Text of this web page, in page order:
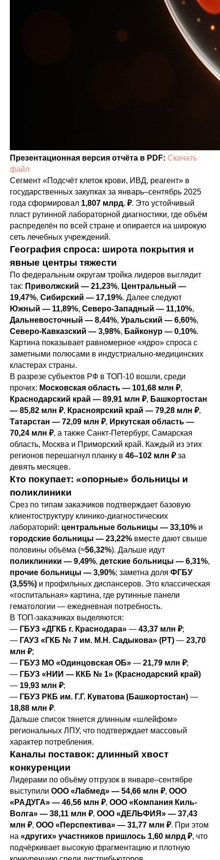
Презентационная версия отчёта в PDF: Скачать
файл
Сегмент «Подсчёт клеток крови, ИВД, реагент» в
государственных закупках за январь–сентябрь 2025
года сформировал 1,807 млрд. ₽. Это устойчивый
пласт рутинной лабораторной диагностики, где объём
распределён по всей стране и опирается на широкую
сеть лечебных учреждений.
География спроса: широта покрытия и
явные центры тяжести
По федеральным округам тройка лидеров выглядит
так: Приволжский — 21,23%, Центральный —
19,47%, Сибирский — 17,19%. Далее следуют
Южный — 11,89%, Северо-Западный — 11,10%,
Дальневосточный — 8,44%, Уральский — 6,60%,
Северо-Кавказский — 3,98%, Байконур — 0,10%.
Картина показывает равномерное «ядро» спроса с
заметными полюсами в индустриально-медицинских
кластерах страны.
В разрезе субъектов РФ в ТОП-10 вошли, среди
прочих: Московская область — 101,68 млн ₽,
Краснодарский край — 89,91 млн ₽, Башкортостан
— 85,82 млн ₽, Красноярский край — 79,28 млн ₽,
Татарстан — 72,09 млн ₽, Иркутская область —
70,24 млн ₽, а также Санкт-Петербург, Самарская
область, Москва и Приморский край. Каждый из этих
регионов перешагнул планку в 46–102 млн ₽за
девять месяцев.
Кто покупает: «опорные» больницы и
поликлиники
Срез по типам заказчиков подтверждает базовую
клиентоструктуру клинико-диагностических
лабораторий: центральные больницы — 33,10% и
городские больницы — 23,22% вместе дают свыше
половины объёма (≈56,32%). Дальше идут
поликлиники — 9,49%, детские больницы — 6,31%,
прочие больницы — 3,90%; заметна доля ФГБУ
(3,55%) и профильных диспансеров. Это классическая
«госпитальная» картина, где рутинные панели
гематологии — ежедневная потребность.
В ТОП-заказчиках выделяются:
— ГБУЗ «ДГКБ г. Краснодара» — 43,37 млн ₽;
— ГАУЗ «ГКБ № 7 им. М.Н. Садыкова» (РТ) — 23,70
млн ₽;
— ГБУЗ МО «Одинцовская ОБ» — 21,79 млн ₽;
— ГБУЗ «НИИ — ККБ № 1» (Краснодарский край)
— 19,93 млн ₽;
— ГБУЗ РКБ им. Г.Г. Куватова (Башкортостан) —
18,88 млн ₽.
Дальше список тянется длинным «шлейфом»
региональных ЛПУ, что подтверждает массовый
характер потребления.
Каналы поставок: длинный хвост
конкуренции
Лидерами по объёму отгрузок в январе–сентябре
выступили ООО «Лабмед» — 54,66 млн ₽, ООО
«РАДУГА» — 46,56 млн ₽, ООО «Компания Киль-
Волга» — 38,11 млн ₽, ООО «ДЕЛЬФИЯ» — 37,43
млн ₽, ООО «Перспектива» — 31,77 млн ₽. При этом
на «других» участников пришлось 1,60 млрд ₽, что
подчёркивает высокую фрагментацию и плотную